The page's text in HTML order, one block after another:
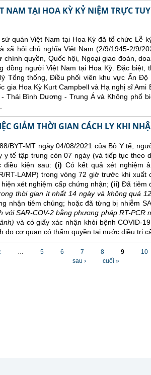
NAM TẠI HOA KỲ KỶ NIỆM TRỰC
quán Việt Nam tại Hoa Kỳ đã tổ chức Lễ
xã hội chủ nghĩa Việt Nam (2/9/1945-2/9/
chính quyền, Quốc hội, Ngoại giao đoàn,
đồng người Việt Nam tại Hoa Kỳ. Đặc biệt,
Tổng thống, Điều phối viên khu vực Ấn
gia Hoa Kỳ Kurt Campbell và Hạ nghị sĩ
Thái Bình Dương - Trung Á và Không phổ
GIẢM THỜI GIAN CÁCH LY KHI
BYT-MT ngày 04/08/2021 của Bộ Y tế,
y tế tập trung còn 07 ngày (và tiếp tục theo
điều kiện sau: (i) Có kết quả xét nghiệm
RT-LAMP) trong vòng 72 giờ trước khi
xét nghiệm cấp chứng nhận;(ii)Đã tiêm
thời gian ít nhất 14 ngày và không quá
nhận tiêm chủng; hoặc đã từng bị nhiễm
với SAR-COV-2 bằng phương pháp RT-PCR
và có giấy xác nhận khỏi bệnh COVID-
do cơ quan có thẩm quyền tại nước điều trị
… 5 6 7 8 9
10
sau ›
cuối »